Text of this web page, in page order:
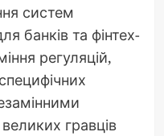
систем
банків та фінтех-
регуляцій,
гравців